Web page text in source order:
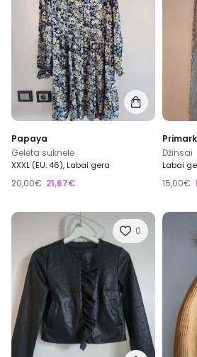
Papaya
Gelėta suknelė
XXXL (EU: 46), Labai gera
20,00€ 21,67€
Primark
Džinsai
Labai
15,00€
0